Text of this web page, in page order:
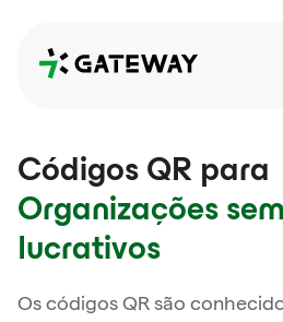
QRGateway
Códigos QR para
Organizações
lucrativos
Os códigos QR são